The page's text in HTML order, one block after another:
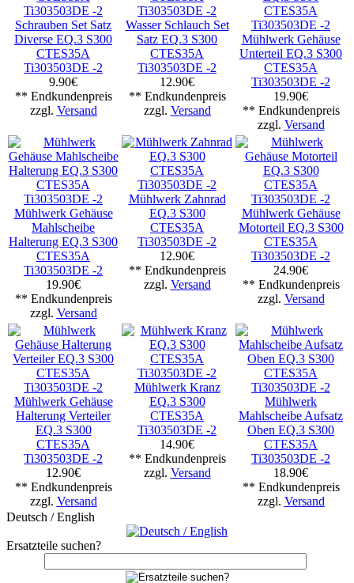
Schrauben Set Satz
Diverse EQ.3 S300
CTES35A
Ti303503DE -2
9.90€
** Endkundenpreis
zzgl. Versand
Wasser Schlauch Set
Satz EQ.3 S300
CTES35A
Ti303503DE -2
12.90€
** Endkundenpreis
zzgl. Versand
Mühlwerk Gehäuse
Unterteil EQ.3 S300
CTES35A
Ti303503DE -2
19.90€
** Endkundenpreis
zzgl. Versand
Mühlwerk Gehäuse
Mahlscheibe
Halterung EQ.3 S300
CTES35A
Ti303503DE -2
19.90€
** Endkundenpreis
zzgl. Versand
Mühlwerk Zahnrad
EQ.3 S300
CTES35A
Ti303503DE -2
12.90€
** Endkundenpreis
zzgl. Versand
Mühlwerk Gehäuse
Motorteil EQ.3 S300
CTES35A
Ti303503DE -2
24.90€
** Endkundenpreis
zzgl. Versand
Mühlwerk Gehäuse
Halterung Verteiler
EQ.3 S300
CTES35A
Ti303503DE -2
12.90€
** Endkundenpreis
zzgl. Versand
Mühlwerk Kranz
EQ.3 S300
CTES35A
Ti303503DE -2
14.90€
** Endkundenpreis
zzgl. Versand
Mühlwerk
Mahlscheibe Aufsatz
Oben EQ.3 S300
CTES35A
Ti303503DE -2
18.90€
** Endkundenpreis
zzgl. Versand
Deutsch / English
Ersatzteile suchen?